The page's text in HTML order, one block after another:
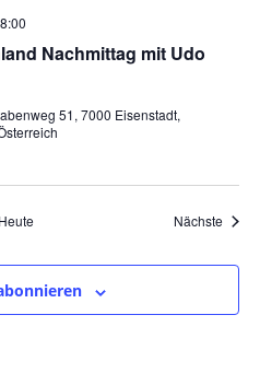
Nachmittag mit Udo
51, 7000 Eisenstadt,
Heute Nächste